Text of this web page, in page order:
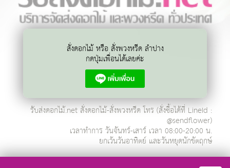
สั่งดอกไม้ หรือ สั่งพวงหรีด ลำปาง
กดปุ่มเพื่อนได้เลยค่ะ
รับส่งดอกไม้.netสั่งดอกไม้-สั่งพวงหรีด โทร (สั่งซื้อได้ที่ LineId :
@sendflower)
เวลาทำการ วันจันทร์-เสาร์ เวลา 08:00-20:00 น.
ยกเว้นวันอาทิตย์ และวันหยุดนักขัตฤกษ์